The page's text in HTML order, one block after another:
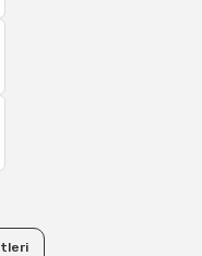
için bizimle iletişime